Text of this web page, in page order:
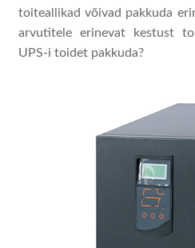
toiteallikad võivad pakkuda
arvutitele erinevat kestust
UPS-i toidet pakkuda?